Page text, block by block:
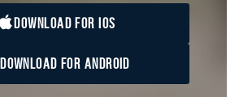
DOWNLOAD FOR IOS
DOWNLOAD FOR ANDROID